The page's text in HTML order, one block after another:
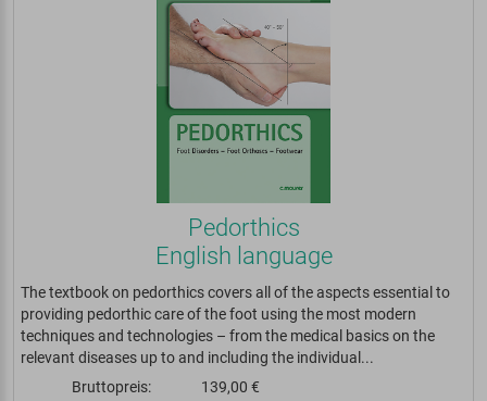
Pedorthics
English language
The textbook on pedorthics covers all of the aspects essential to
providing pedorthic care of the foot using the most modern
techniques and technologies – from the medical basics on the
relevant diseases up to and including the individual...
Bruttopreis:
139,00 €